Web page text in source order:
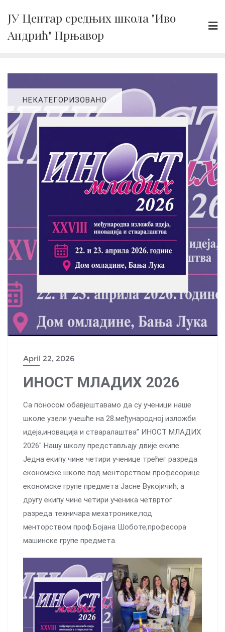
content
ЈУ Центар средњих школа "Иво
Андрић" Прњавор
НЕКАТЕГОРИЗОВАНО
April 22, 2026
ИНОСТ МЛАДИХ 2026
Са поносом обавјештавамо да су ученици наше
школе узели учешће на 28.међународној изложби
идеја,иновација и стваралаштва” ИНОСТ МЛАДИХ
2026″ Нашу школу представљају двије екипе.
Једна екипу чине четири ученице трећег разреда
економске школе под менторством професорице
економске групе предмета Јасне Вукојичић, а
другу екипу чине четири ученика четвртог
разреда техничара мехатронике,под
менторством проф.Бојана Шоботе,професора
машинске групе предмета.